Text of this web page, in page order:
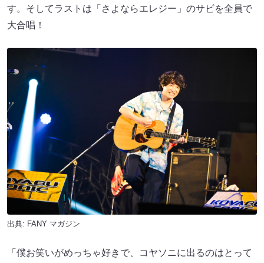
す。そしてラストは「さよならエレジー」のサビを全員で
大合唱！
出典: FANY マガジン
「僕お笑いがめっちゃ好きで、コヤソニに出るのはとって